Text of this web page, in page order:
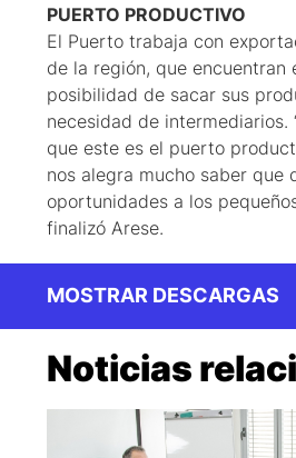
PUERTO PRODUCTIVO
El Puerto trabaja con
de la región, que encuentran
posibilidad de sacar sus
necesidad de intermediarios.
que este es el puerto
nos alegra mucho saber que
oportunidades a los
finalizó Arese.
MOSTRAR DESCARGAS
Noticias